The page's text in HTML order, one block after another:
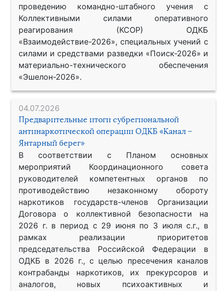
проведению командно-штабного учения с
Коллективными силами оперативного
реагирования (КСОР) ОДКБ
«Взаимодействие-2026», специальных учений с
силами и средствами разведки «Поиск-2026» и
материально-технического обеспечения
«Эшелон-2026».
04.07.2026
Предварительные итоги субрегиональной
антинаркотической операции ОДКБ «Канал –
Янтарный берег»
В соответствии с Планом основных
мероприятий Координационного совета
руководителей компетентных органов по
противодействию незаконному обороту
наркотиков государств-членов Организации
Договора о коллективной безопасности на
2026 г. в период с 29 июня по 3 июля с.г., в
рамках реализации приоритетов
председательства Российской Федерации в
ОДКБ в 2026 г., с целью пресечения каналов
контрабанды наркотиков, их прекурсоров и
аналогов, новых психоактивных и